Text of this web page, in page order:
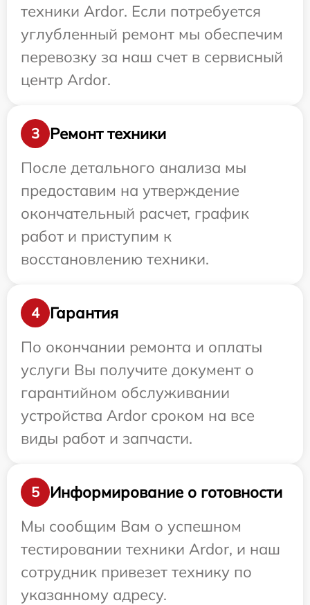
техники Ardor. Если потребуется
углубленный ремонт мы обеспечим
перевозку за наш счет в сервисный
центр Ardor.
3
Ремонт техники
После детального анализа мы
предоставим на утверждение
окончательный расчет, график
работ и приступим к
восстановлению техники.
4
Гарантия
По окончании ремонта и оплаты
услуги Вы получите документ о
гарантийном обслуживании
устройства Ardor сроком на все
виды работ и запчасти.
5
Информирование о готовности
Мы сообщим Вам о успешном
тестировании техники Ardor, и наш
сотрудник привезет технику по
указанному адресу.